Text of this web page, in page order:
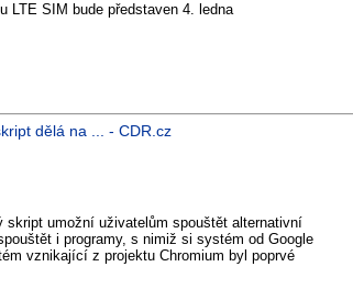
LTE SIM bude představen 4. ledna
dělá na ... - CDR.cz
skript umožní uživatelům spouštět alternativní
i programy, s nimiž si systém od Google
vznikající z projektu Chromium byl poprvé